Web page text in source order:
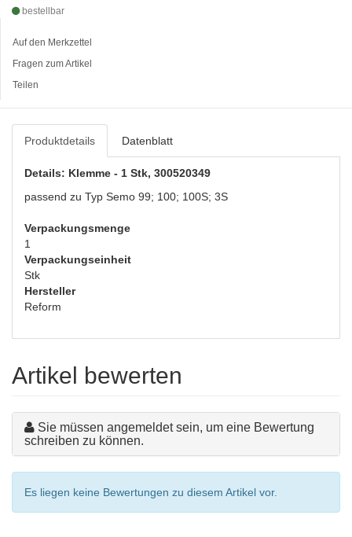
bestellbar
Auf den Merkzettel
Fragen zum Artikel
Teilen
Produktdetails Datenblatt
Details: Klemme - 1 Stk, 300520349
passend zu Typ Semo 99; 100; 100S; 3S
Verpackungsmenge
1
Verpackungseinheit
Stk
Hersteller
Reform
Artikel bewerten
Sie müssen angemeldet sein, um eine Bewertung
schreiben zu können.
Es liegen keine Bewertungen zu diesem Artikel vor.